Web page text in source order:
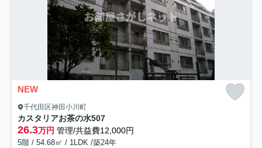
NEW
千代田区神田小川町
カスタリアお茶の水507
26.3万円 管理/共益費12,000円
5階 / 54.68㎡ / 1LDK /築24年